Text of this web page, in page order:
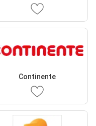
Continente